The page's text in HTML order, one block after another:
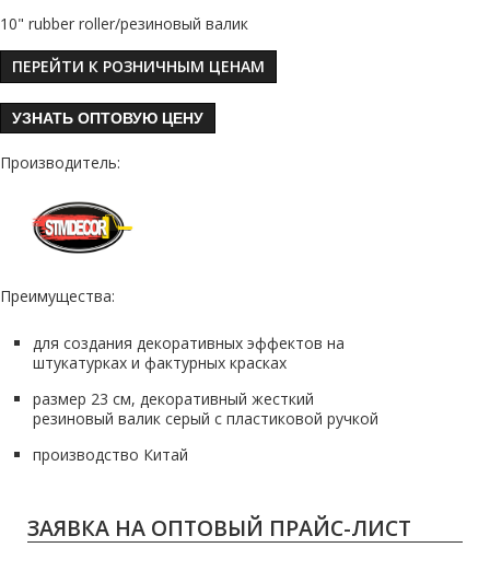
10" rubber roller/резиновый валик
ПЕРЕЙТИ К РОЗНИЧНЫМ ЦЕНАМ
УЗНАТЬ ОПТОВУЮ ЦЕНУ
Производитель:
Преимущества:
для создания декоративных эффектов на
штукатурках и фактурных красках
размер 23 см, декоративный жесткий
резиновый валик серый с пластиковой ручкой
производство Китай
ЗАЯВКА НА ОПТОВЫЙ ПРАЙС-ЛИСТ